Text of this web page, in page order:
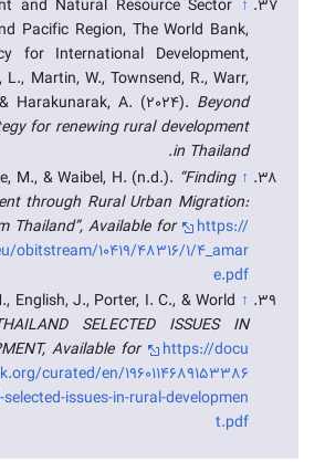
↑
and Natural Resource Sector
Pacific Region, The World Bank,
for International Development,
L., Martin, W., Townsend, R., Warr,
Harakunarak, A. (2024). Beyond
for renewing rural development
in Thailand
.
↑
M., & Waibel, H. (n.d.). “Finding
through Rural Urban Migration:
Thailand”, Available for
https://
obitstream/10419/48316/1/4_amar
e.pdf
↑
English, J., Porter, I. C., & World
SELECTED ISSUES IN
Available for
https://docu
curated/en/1960114689153386
issues-in-rural-developmen
t.pdf